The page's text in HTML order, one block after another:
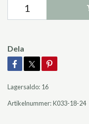
Dela
Lagersaldo: 16
Artikelnummer:K033-18-24